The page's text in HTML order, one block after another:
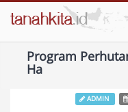
Program
Ha
ADMIN